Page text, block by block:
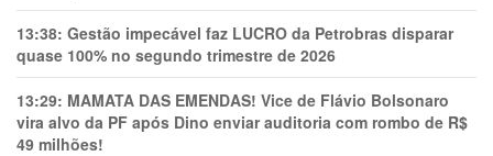
13:38: Gestão impecável faz LUCRO da Petrobras disparar
quase 100% no segundo trimestre de 2026
13:29: MAMATA DAS EMENDAS! Vice de Flávio Bolsonaro
vira alvo da PF após Dino enviar auditoria com rombo de R$
49 milhões!